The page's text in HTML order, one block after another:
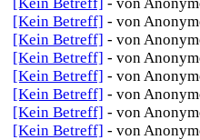
[Kein Betreff] - von
[Kein Betreff] - von
[Kein Betreff] - von
[Kein Betreff] - von
[Kein Betreff] - von
[Kein Betreff] - von
[Kein Betreff] - von